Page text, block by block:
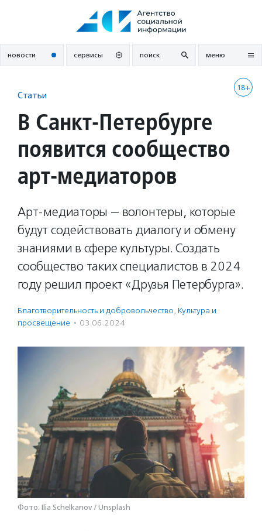
новости сервисы поиск меню
18+
Статьи
В Санкт-Петербурге
появится сообщество
арт-медиаторов
Арт-медиаторы — волонтеры, которые
будут содействовать диалогу и обмену
знаниями в сфере культуры. Создать
сообщество таких специалистов в 2024
году решил проект «Друзья Петербурга».
Благотвори­тель­ность и доброволь­чест­во, Культура и
просвещение · 03.06.2024
Фото: Ilia Schelkanov / Unsplash